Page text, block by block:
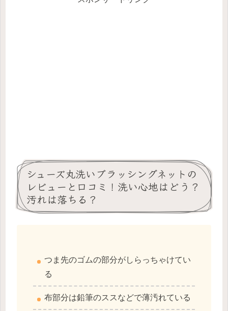
シューズ丸洗いブラッシングネットの
レビューと口コミ！洗い心地はどう？
汚れは落ちる？
つま先のゴムの部分がしらっちゃけてい
る
布部分は鉛筆のススなどで薄汚れている